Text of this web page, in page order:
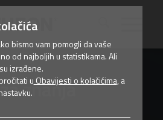
znanja
bismo vam pomogli da vaše
od najboljih u statistikama. Ali
izrađene.
u Obavijesti o kolačićima, a